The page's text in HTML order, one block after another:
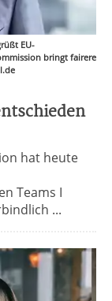
EU-
bringt fairere
hat heute
Teams I
...